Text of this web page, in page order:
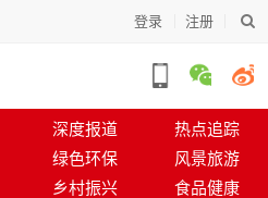
登录 注册
深度报道
热点追踪
绿色环保
风景旅游
乡村振兴 食品健康